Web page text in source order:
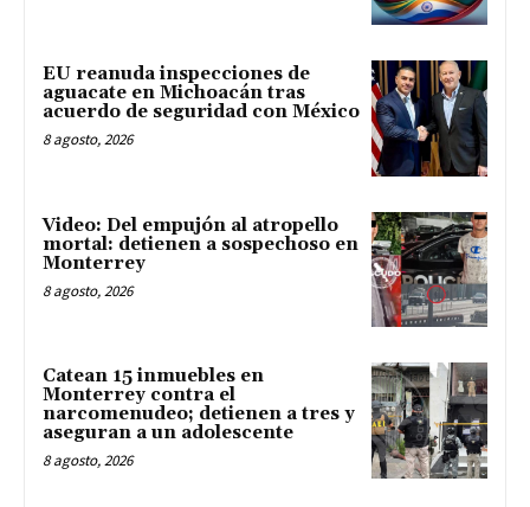
EU reanuda inspecciones de
aguacate en Michoacán tras
acuerdo de seguridad con México
8 agosto, 2026
Video: Del empujón al atropello
mortal: detienen a sospechoso en
Monterrey
8 agosto, 2026
Catean 15 inmuebles en
Monterrey contra el
narcomenudeo; detienen a tres y
aseguran a un adolescente
8 agosto, 2026